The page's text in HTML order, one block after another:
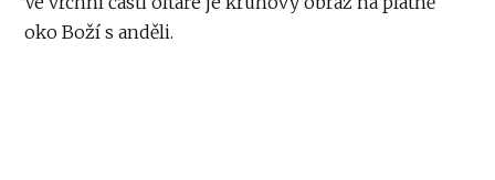
oko Boží s anděli.